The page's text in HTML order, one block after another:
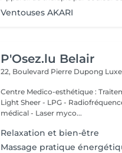
Ventouses AKARI
P'Osez.lu Belair
22, Boulevard Pierre Dupong
Centre Medico-esthétique :
Light Sheer - LPG - Radiofréquence -
médical - Laser myco...
Relaxation et bien-être
Massage pratique